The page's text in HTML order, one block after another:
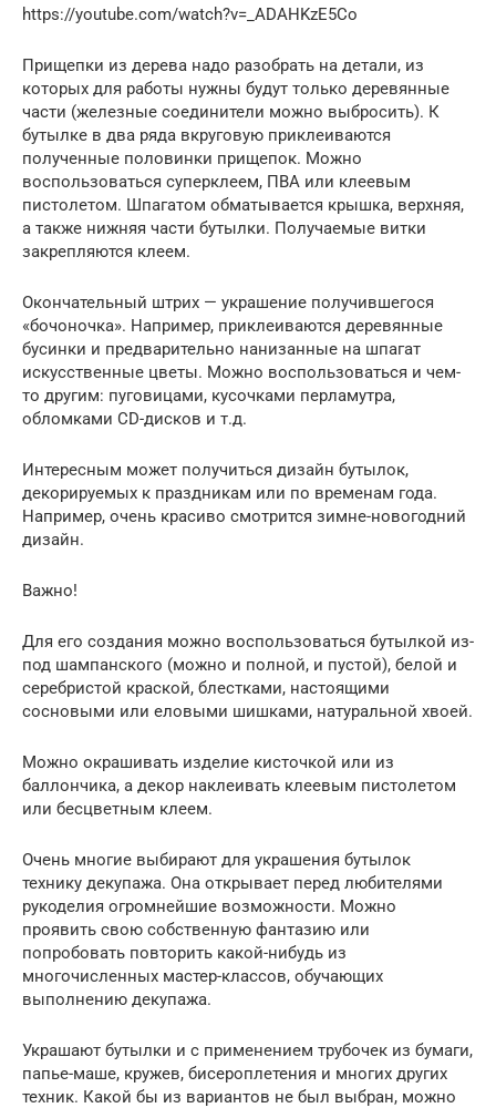
https://youtube.com/watch?v=_ADAHKzE5Co
Прищепки из дерева надо разобрать на детали, из
которых для работы нужны будут только деревянные
части (железные соединители можно выбросить). К
бутылке в два ряда вкруговую приклеиваются
полученные половинки прищепок. Можно
воспользоваться суперклеем, ПВА или клеевым
пистолетом. Шпагатом обматывается крышка, верхняя,
а также нижняя части бутылки. Получаемые витки
закрепляются клеем.
Окончательный штрих — украшение получившегося
«бочоночка». Например, приклеиваются деревянные
бусинки и предварительно нанизанные на шпагат
искусственные цветы. Можно воспользоваться и чем-
то другим: пуговицами, кусочками перламутра,
обломками CD-дисков и т.д.
Интересным может получиться дизайн бутылок,
декорируемых к праздникам или по временам года.
Например, очень красиво смотрится зимне-новогодний
дизайн.
Важно!
Для его создания можно воспользоваться бутылкой из-
под шампанского (можно и полной, и пустой), белой и
серебристой краской, блестками, настоящими
сосновыми или еловыми шишками, натуральной хвоей.
Можно окрашивать изделие кисточкой или из
баллончика, а декор наклеивать клеевым пистолетом
или бесцветным клеем.
Очень многие выбирают для украшения бутылок
технику декупажа. Она открывает перед любителями
рукоделия огромнейшие возможности. Можно
проявить свою собственную фантазию или
попробовать повторить какой-нибудь из
многочисленных мастер-классов, обучающих
выполнению декупажа.
Украшают бутылки и с применением трубочек из бумаги,
папье-маше, кружев, бисероплетения и многих других
техник. Какой бы из вариантов не был выбран, можно